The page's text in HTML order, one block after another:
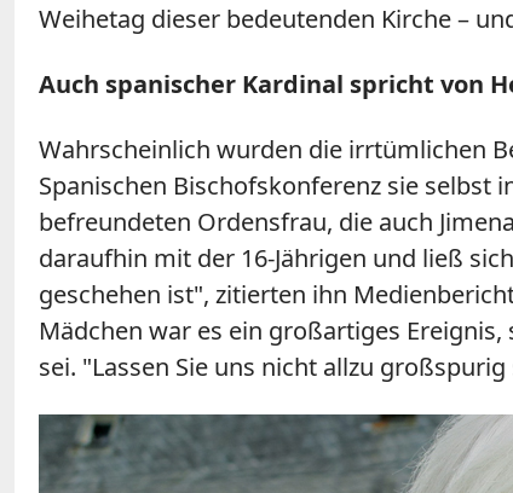
Weihetag dieser bedeutenden Kirche –
Auch spanischer Kardinal spricht von
Wahrscheinlich wurden die irrtümlichen
Spanischen Bischofskonferenz sie selbst
befreundeten Ordensfrau, die auch
daraufhin mit der 16-Jährigen und ließ
geschehen ist", zitierten ihn
Mädchen war es ein großartiges
sei. "Lassen Sie uns nicht allzu